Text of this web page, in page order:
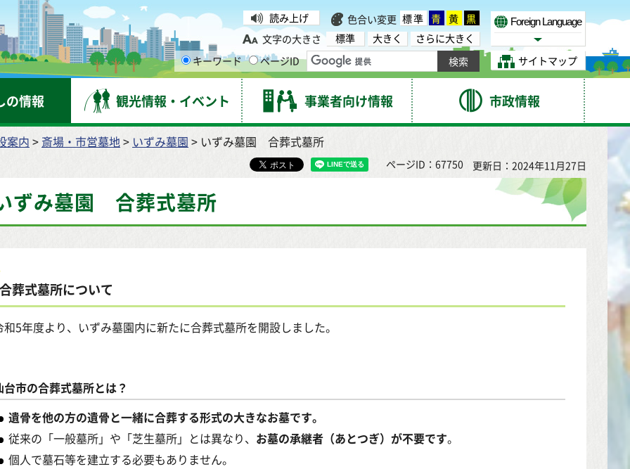
読み上げ 色合い変更 標準 青 黄 黒
文字の大きさ
標準 大きく
さらに大きく
キーワード
ページID
Foreign Language
Select Language
サイトマップ
の情報 観光情報・イベント 事業者向け情報 市政情報
案内 > 斎場・市営墓地> いずみ墓園 > いずみ墓園 合葬式墓所
ページID：67750 更新日：2024年11月27日
ずみ墓園 合葬式墓所
合葬式墓所について
5年度より、いずみ墓園内に新たに合葬式墓所を開設しました。
台市の合葬式墓所とは？
遺骨を他の方の遺骨と一緒に合葬する形式の大きなお墓です。
従来の「一般墓所」や「芝生墓所」とは異なり、 お墓の承継者（あとつぎ）が不要です。
個人で墓石等を建立する必要もありません。